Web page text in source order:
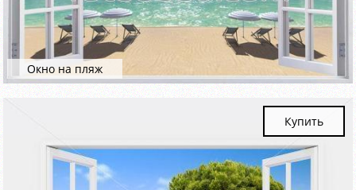
Окно на пляж
Купить